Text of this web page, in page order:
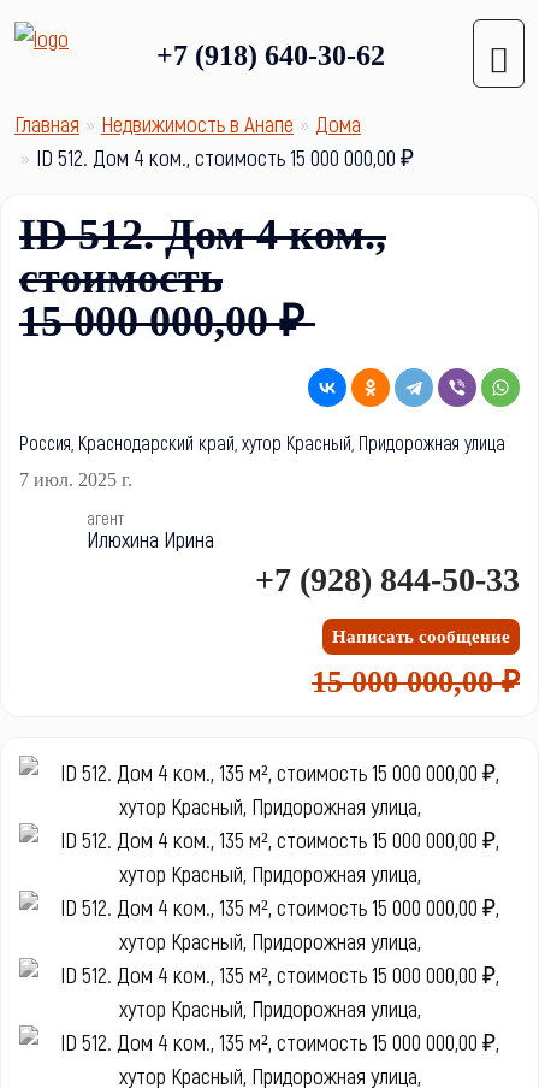
+7 (918) 640-30-62
Главная Недвижимость в Анапе
Дома
ID 512. Дом 4 ком., стоимость 15 000 000,00 ₽
ID 512. Дом 4 ком.,
стоимость
15 000 000,00 ₽
Россия, Краснодарский край, хутор Красный, Придорожная улица
7 июл. 2025 г.
агент
Илюхина Ирина
+7 (928) 844-50-33
Написать сообщение
15 000 000,00 ₽